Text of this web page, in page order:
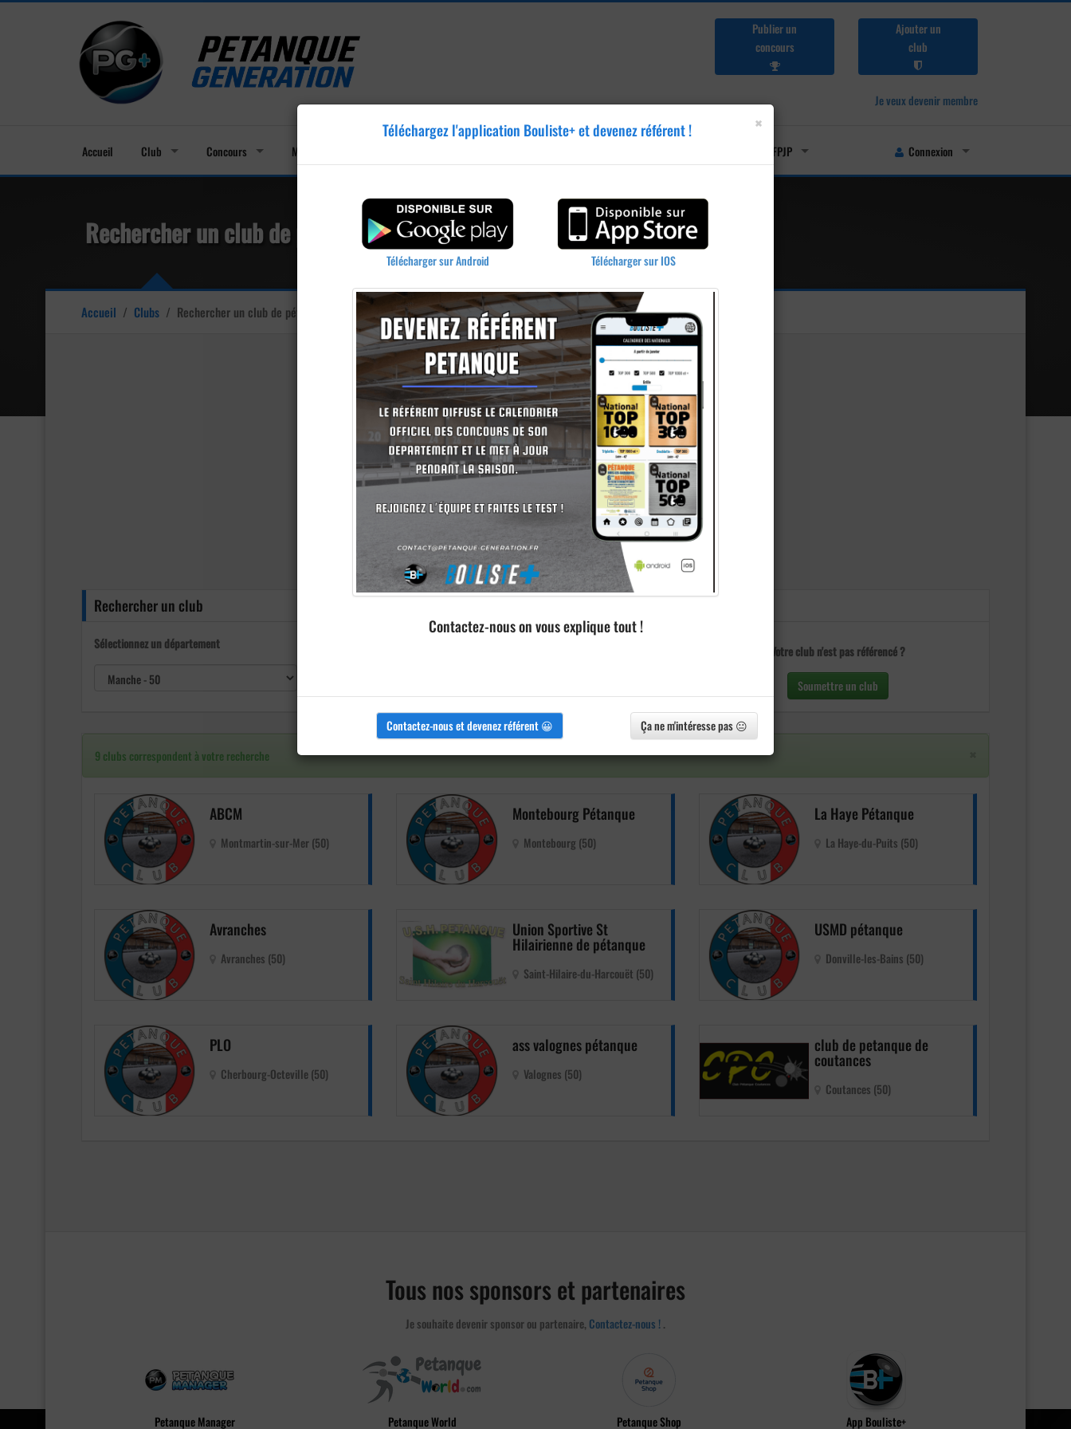
Publier un
concours
Ajouter un
club
Je veux devenir membre
Accueil Club Concours Membres Licenciés FFPJP Connexion
Rechercher un club de pétanque - Manche - 50
Accueil / Clubs / Rechercher un club de pétanque
Rechercher un club
Sélectionnez un département Votre club n'est pas référencé ?
Soumettre un club
9 clubs correspondent à votre recherche
ABCM
Montmartin-sur-Mer (50)
Montebourg Pétanque
Montebourg (50)
La Haye Pétanque
La Haye-du-Puits (50)
Avranches
Avranches (50)
Union Sportive St
Hilairienne de pétanque
Saint-Hilaire-du-Harcouët (50)
USMD pétanque
Donville-les-Bains (50)
PLO
Cherbourg-Octeville (50)
ass valognes pétanque
Valognes (50)
club de petanque de
coutances
Coutances (50)
Tous nos sponsors et partenaires
Je souhaite devenir sponsor ou partenaire, Contactez-nous !.
Petanque Manager Petanque World Petanque Shop App Bouliste+
×
Téléchargez l'application Bouliste+ et devenez référent !
Télécharger sur Android Télécharger sur IOS
Contactez-nous on vous explique tout !
Contactez-nous et devenez référent 😀 Ça ne m'intéresse pas 😐